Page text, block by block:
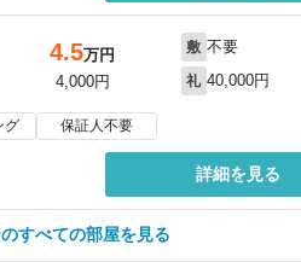
4.5万円
4,000円
敷 不要
礼 40,000円
グ 保証人不要
詳細を見る
すべての部屋を見る